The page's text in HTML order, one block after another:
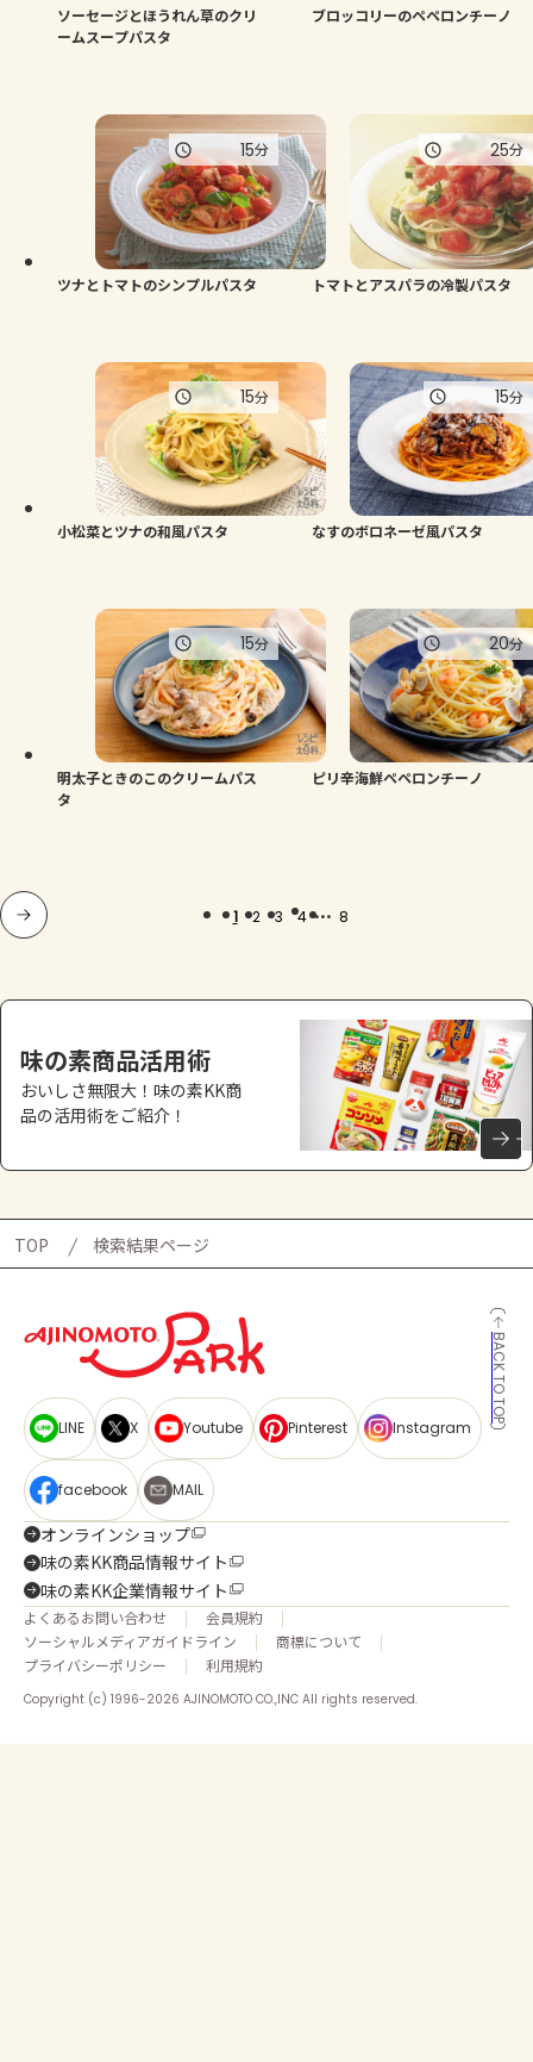
ソーセージとほうれん草のクリ
ームスープパスタ
ブロッコリーのペペロンチーノ
ツナとトマトのシンプルパスタ
15分
トマトとアスパラの冷製パスタ
25分
小松菜とツナの和風パスタ
15分
なすのボロネーゼ風パスタ
15分
明太子ときのこのクリームパス
タ
15分
ピリ辛海鮮ペペロンチーノ
20分
1 2 3 4 ... 8
味の素商品活用術
おいしさ無限大！味の素KK商
品の活用術をご紹介！
TOP 検索結果ページ
BACK TO TOP
LINE X Youtube Pinterest Instagram
facebook MAIL
オンラインショップ
味の素KK商品情報サイト
味の素KK企業情報サイト
よくあるお問い合わせ
会員規約
ソーシャルメディアガイドライン
商標について
プライバシーポリシー
利用規約
Copyright (c) 1996-2026 AJINOMOTO CO.,INC All rights reserved.